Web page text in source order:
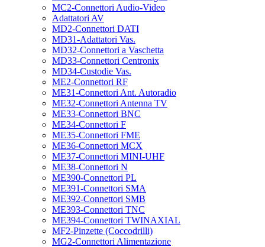
MC2-Connettori Audio-Video
Adattatori AV
MD2-Connettori DATI
MD31-Adattatori Vas.
MD32-Connettori a Vaschetta
MD33-Connettori Centronix
MD34-Custodie Vas.
ME2-Connettori RF
ME31-Connettori Ant. Autoradio
ME32-Connettori Antenna TV
ME33-Connettori BNC
ME34-Connettori F
ME35-Connettori FME
ME36-Connettori MCX
ME37-Connettori MINI-UHF
ME38-Connettori N
ME390-Connettori PL
ME391-Connettori SMA
ME392-Connettori SMB
ME393-Connettori TNC
ME394-Connettori TWINAXIAL
MF2-Pinzette (Coccodrilli)
MG2-Connettori Alimentazione